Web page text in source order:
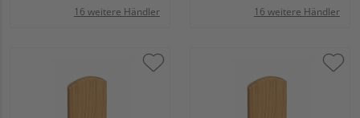
16 weitere Händler 16 weitere Händler